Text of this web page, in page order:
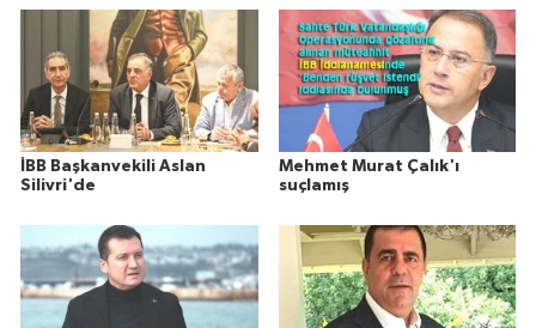
İBB Başkanvekili Aslan
Silivri'de
Mehmet Murat Çalık'ı
suçlamış